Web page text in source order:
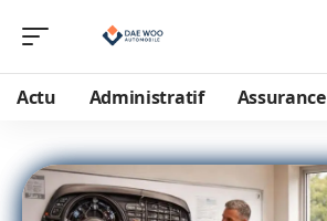
Actu Administratif Assurance